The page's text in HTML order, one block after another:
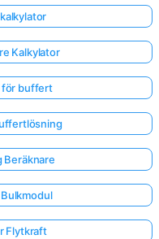
Kalkylator
för buffert
Beräknare
Flytkraft